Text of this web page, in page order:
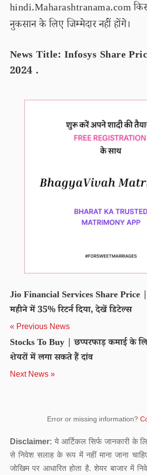
hindi.Maharashtranama.com
नुकसान के लिए जिम्मेदार नहीं होंगे।
News Title: Infosys Share
2024 .
Jio Financial Services Share
महीने में 35% रिटर्न दिया, देखें डिटेल्स
« Previous News
Stocks To Buy | छप्परफाड़ कमाई के
शेयरों में लगा सकते हैं दांव
Next News »
Error or missing information?
Disclaimer: ये आर्टिकल सिर्फ जानकारी के
से निवेश सलाह के रूप में नहीं माना जाना
जोखिम पर आधारित होता है. शेयर बाजार में